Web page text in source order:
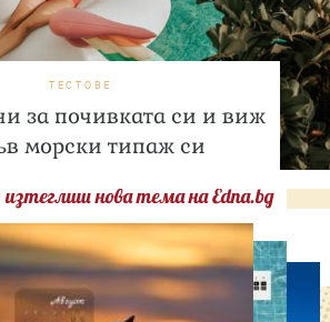
ТЕСТОВЕ
за почивката си и виж
морски типаж си
нова тема на Edna.bg